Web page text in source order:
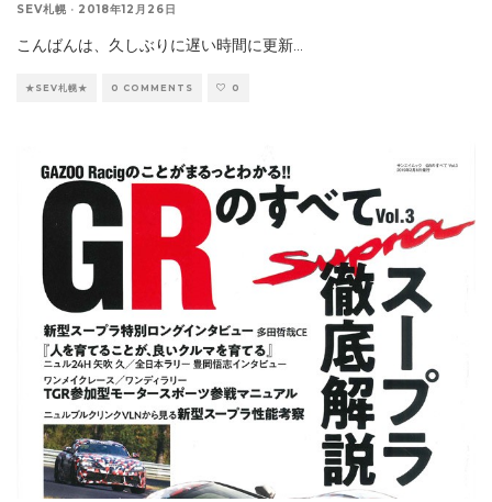
SEV札幌 · 2018年12月26日
こんばんは、久しぶりに遅い時間に更新
★SEV札幌★ 0 COMMENTS 0